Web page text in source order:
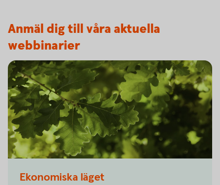
Anmäl dig till våra aktuella
webbinarier
Ekonomiska läget